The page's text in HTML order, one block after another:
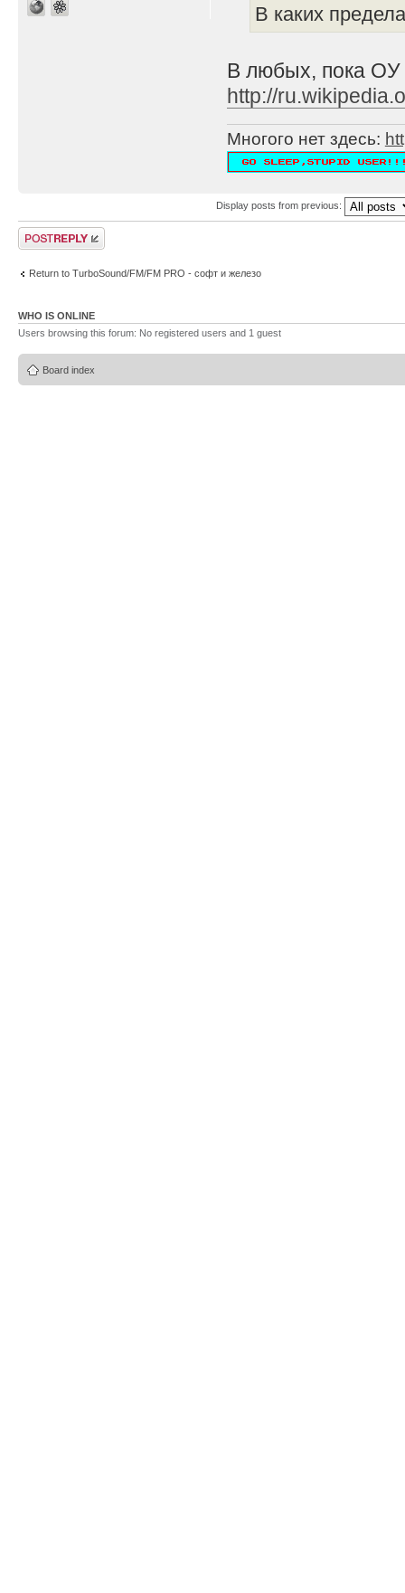
В каких
В любых, пока ОУ
http://
Многого нет здесь:
Display posts from previous:
Post a reply
Return to TurboSound/FM/FM PRO - софт и железо
WHO IS ONLINE
Users browsing this forum: No registered users and 1 guest
Board index